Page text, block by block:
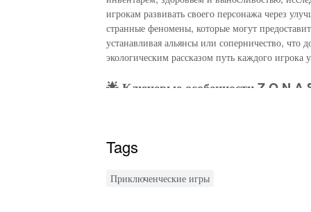
игрокам развивать своего персонажа через
странные феномены, которые могут
устанавливая альянсы или соперничество,
экологическим рассказом путь каждого игрока
🌟 Ключевые особенности Z O N
Динамическая погода и цикл день/ночь
Управление ресурсами и создание предметов
Tags
Приключенческие игры